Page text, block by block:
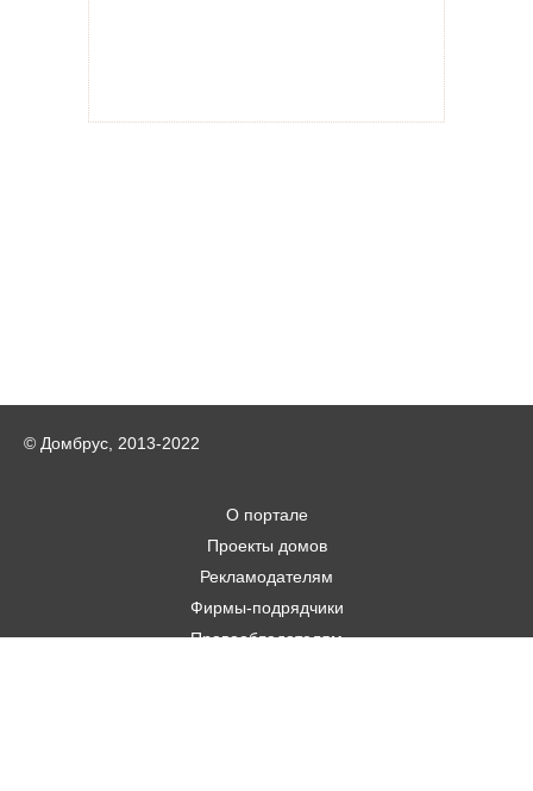
© Домбрус, 2013-2022
О портале
Проекты домов
Рекламодателям
Фирмы-подрядчики
Правообладателям